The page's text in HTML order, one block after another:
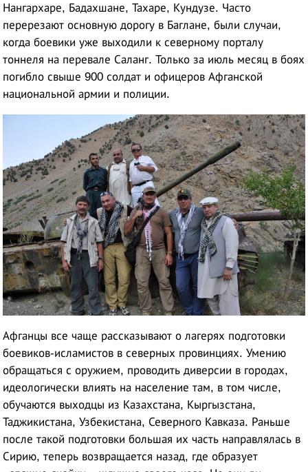
Нангархаре, Бадахшане, Тахаре, Кундузе. Часто
перерезают основную дорогу в Баглане, были случаи,
когда боевики уже выходили к северному порталу
тоннеля на перевале Саланг. Только за июль месяц в боях
погибло свыше 900 солдат и офицеров Афганской
национальной армии и полиции.
Афганцы все чаще рассказывают о лагерях подготовки
боевиков-исламистов в северных провинциях. Умению
обращаться с оружием, проводить диверсии в городах,
идеологически влиять на население там, в том числе,
обучаются выходцы из Казахстана, Кыргызстана,
Таджикистана, Узбекистана, Северного Кавказа. Раньше
после такой подготовки большая их часть направлялась в
Сирию, теперь возвращается назад, где образует